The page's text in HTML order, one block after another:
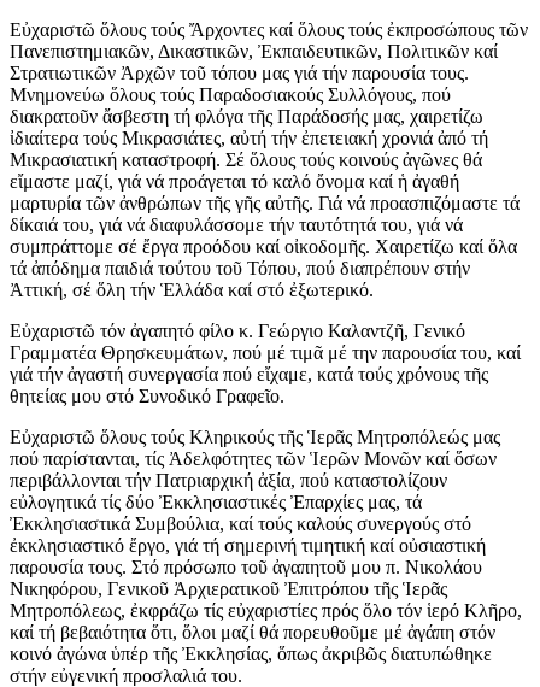
Εὐχαριστῶ ὅλους τούς Ἄρχοντες καί ὅλους τούς ἐκπροσώπους τῶν
Πανεπιστημιακῶν, Δικαστικῶν, Ἐκπαιδευτικῶν, Πολιτικῶν καί
Στρατιωτικῶν Ἀρχῶν τοῦ τόπου μας γιά τήν παρουσία τους.
Μνημονεύω ὅλους τούς Παραδοσιακούς Συλλόγους, πού
διακρατοῦν ἄσβεστη τή φλόγα τῆς Παράδοσής μας, χαιρετίζω
ἰδιαίτερα τούς Μικρασιάτες, αὐτή τήν ἐπετειακή χρονιά ἀπό τή
Μικρασιατική καταστροφή. Σέ ὅλους τούς κοινούς ἀγῶνες θά
εἴμαστε μαζί, γιά νά προάγεται τό καλό ὄνομα καί ἡ ἀγαθή
μαρτυρία τῶν ἀνθρώπων τῆς γῆς αὐτῆς. Γιά νά προασπιζόμαστε τά
δίκαιά του, γιά νά διαφυλάσσομε τήν ταυτότητά του, γιά νά
συμπράττομε σέ ἔργα προόδου καί οἰκοδομῆς. Χαιρετίζω καί ὅλα
τά ἀπόδημα παιδιά τούτου τοῦ Τόπου, πού διαπρέπουν στήν
Ἀττική, σέ ὅλη τήν Ἑλλάδα καί στό ἐξωτερικό.
Εὐχαριστῶ τόν ἀγαπητό φίλο κ. Γεώργιο Καλαντζῆ, Γενικό
Γραμματέα Θρησκευμάτων, πού μέ τιμᾶ μέ την παρουσία του, καί
γιά τήν ἀγαστή συνεργασία πού εἴχαμε, κατά τούς χρόνους τῆς
θητείας μου στό Συνοδικό Γραφεῖο.
Εὐχαριστῶ ὅλους τούς Κληρικούς τῆς Ἱερᾶς Μητροπόλεώς μας
πού παρίστανται, τίς Ἀδελφότητες τῶν Ἱερῶν Μονῶν καί ὅσων
περιβάλλονται τήν Πατριαρχική ἀξία, πού καταστολίζουν
εὐλογητικά τίς δύο Ἐκκλησιαστικές Ἐπαρχίες μας, τά
Ἐκκλησιαστικά Συμβούλια, καί τούς καλούς συνεργούς στό
ἐκκλησιαστικό ἔργο, γιά τή σημερινή τιμητική καί οὐσιαστική
παρουσία τους. Στό πρόσωπο τοῦ ἀγαπητοῦ μου π. Νικολάου
Νικηφόρου, Γενικοῦ Ἀρχιερατικοῦ Ἐπιτρόπου τῆς Ἱερᾶς
Μητροπόλεως, ἐκφράζω τίς εὐχαριστίες πρός ὅλο τόν ἱερό Κλῆρο,
καί τή βεβαιότητα ὅτι, ὅλοι μαζί θά πορευθοῦμε μέ ἀγάπη στόν
κοινό ἀγώνα ὑπέρ τῆς Ἐκκλησίας, ὅπως ἀκριβῶς διατυπώθηκε
στήν εὐγενική προσλαλιά του.